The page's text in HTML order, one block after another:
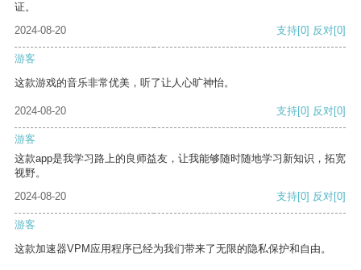
证。
2024-08-20
支持[0] 反对[0]
游客
这款游戏的音乐非常优美，听了让人心旷神怡。
2024-08-20 支持[0] 反对[0]
游客
这款app是我学习路上的良师益友，让我能够随时随地学习新知识，拓宽
视野。
2024-08-20
支持[0] 反对[0]
游客
这款加速器VPM应用程序已经为我们带来了无限的隐私保护和自由。